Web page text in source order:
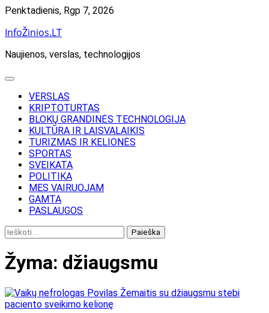
Skip
content
Penktadienis, Rgp 7, 2026
InfoŽinios.LT
Naujienos, verslas, technologijos
VERSLAS
KRIPTOTURTAS
BLOKŲ GRANDINĖS TECHNOLOGIJA
KULTŪRA IR LAISVALAIKIS
TURIZMAS IR KELIONĖS
SPORTAS
SVEIKATA
POLITIKA
MES VAIRUOJAM
GAMTA
PASLAUGOS
Ieškoti:
Žyma: džiaugsmu